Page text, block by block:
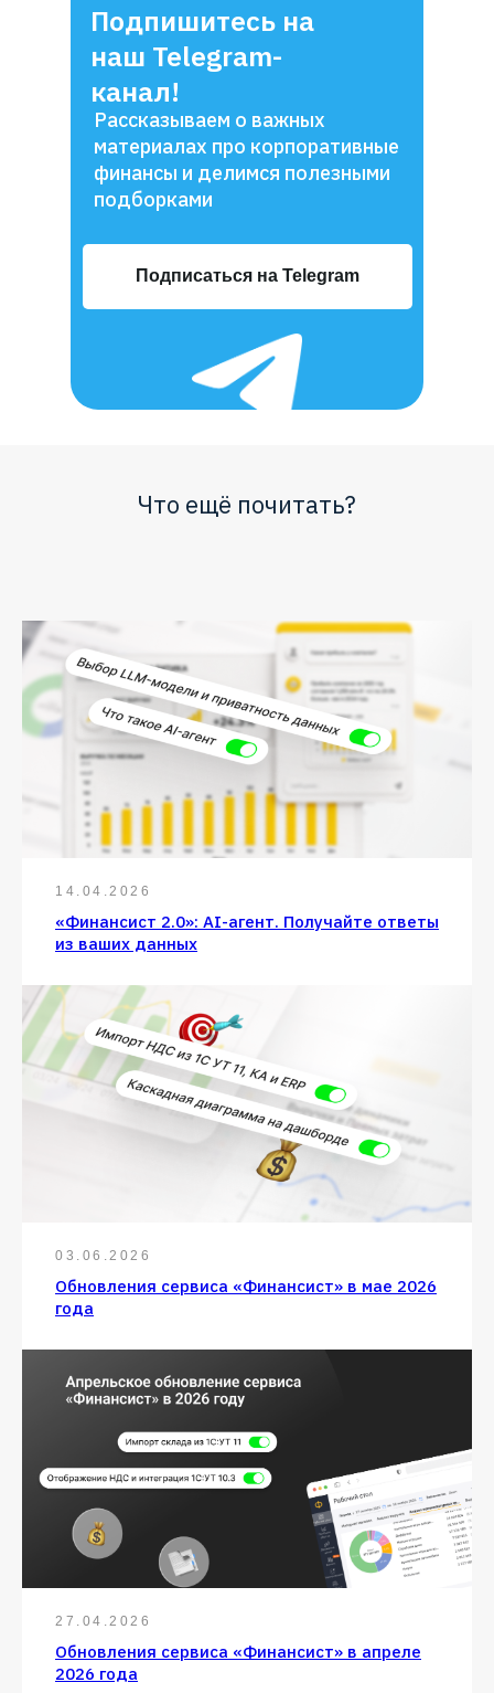
Подпишитесь на
наш Telegram-
канал!
Подписаться на Telegram
Рассказываем о важных
материалах про корпоративные
финансы и делимся полезными
подборками
Что ещё почитать?
14.04.2026
«Финансист 2.0»: AI-агент. Получайте ответы
из ваших данных
03.06.2026
Обновления сервиса «Финансист» в мае 2026
года
27.04.2026
Обновления сервиса «Финансист» в апреле
2026 года